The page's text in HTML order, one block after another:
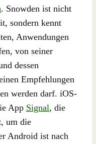
. Snowden ist nicht
sondern kennt
Anwendungen
von seiner
dessen
Empfehlungen
werden darf. iOS-
App Signal, die
um die
Android ist nach